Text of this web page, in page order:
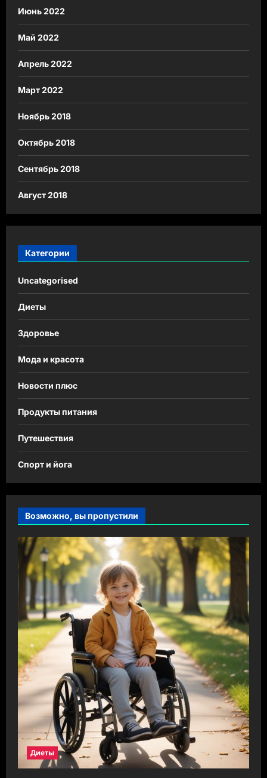
Июнь 2022
Май 2022
Апрель 2022
Март 2022
Ноябрь 2018
Октябрь 2018
Сентябрь 2018
Август 2018
Категории
Uncategorised
Диеты
Здоровье
Мода и красота
Новости плюс
Продукты питания
Путешествия
Спорт и йога
Возможно, вы пропустили
Диеты